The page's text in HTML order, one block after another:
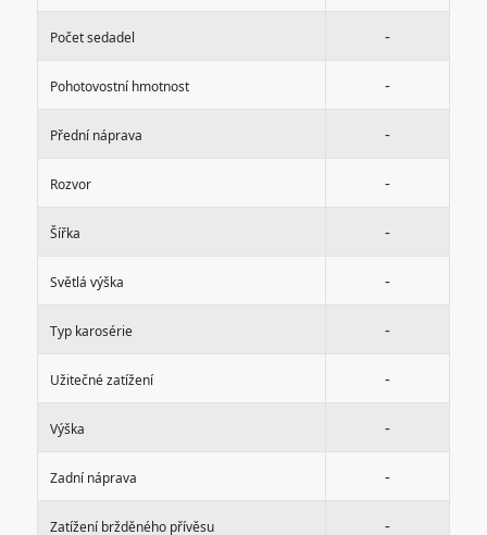
Počet sedadel -
Pohotovostní hmotnost -
Přední náprava -
Rozvor -
Šířka -
Světlá výška -
Typ karosérie -
Užitečné zatížení -
Výška -
Zadní náprava -
Zatížení bržděného přívěsu -